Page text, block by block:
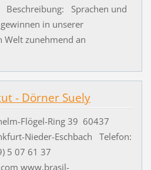
Sprachen und
in unserer
Welt zunehmend an
- Dörner Suely
Flögel-Ring 39 60437
Nieder-Eschbach Telefon:
5 07 61 37
www.brasil-